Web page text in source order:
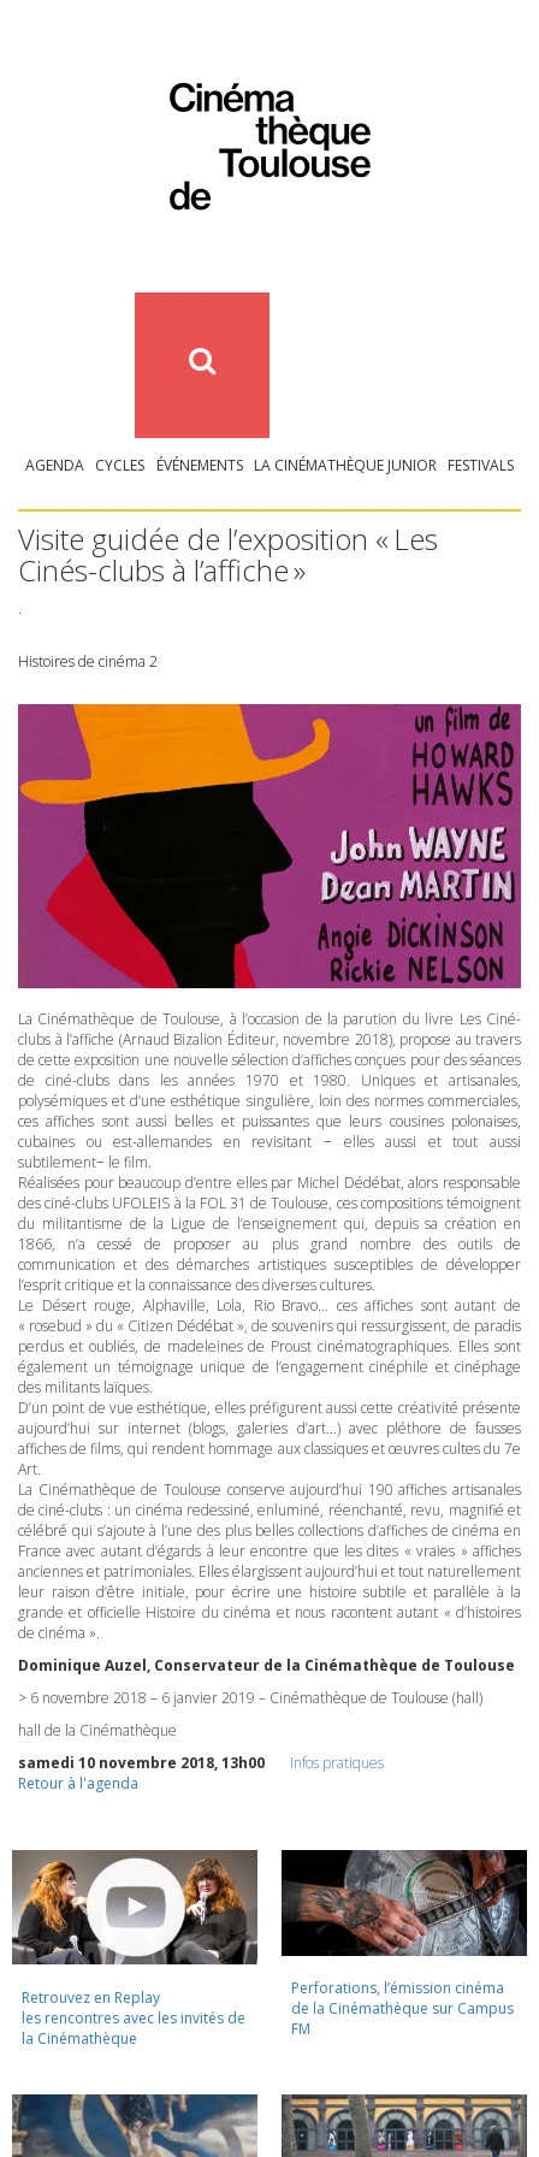
AGENDA CYCLES ÉVÉNEMENTS LA CINÉMATHÈQUE JUNIOR FESTIVALS
Visite guidée de l’exposition « Les
Cinés-clubs à l’affiche »
.
Histoires de cinéma 2
La Cinémathèque de Toulouse, à l’occasion de la parution du livre Les Ciné-
clubs à l’affiche (Arnaud Bizalion Éditeur, novembre 2018), propose au travers
de cette exposition une nouvelle sélection d’affiches conçues pour des séances
de ciné-clubs dans les années 1970 et 1980. Uniques et artisanales,
polysémiques et d’une esthétique singulière, loin des normes commerciales,
ces affiches sont aussi belles et puissantes que leurs cousines polonaises,
cubaines ou est-allemandes en revisitant − elles aussi et tout aussi
subtilement− le film.
Réalisées pour beaucoup d’entre elles par Michel Dédébat, alors responsable
des ciné-clubs UFOLEIS à la FOL31 de Toulouse, ces compositions témoignent
du militantisme de la Ligue de l’enseignement qui, depuis sa création en
1866, n’a cessé de proposer au plus grand nombre des outils de
communication et des démarches artistiques susceptibles de développer
l’esprit critique et la connaissance des diverses cultures.
Le Désert rouge, Alphaville, Lola, Rio Bravo… ces affiches sont autant de
« rosebud » du « Citizen Dédébat », de souvenirs qui ressurgissent, de paradis
perdus et oubliés, de madeleines de Proust cinématographiques. Elles sont
également un témoignage unique de l’engagement cinéphile et cinéphage
des militants laïques.
D’un point de vue esthétique, elles préfigurent aussi cette créativité présente
aujourd’hui sur internet (blogs, galeries d’art…) avec pléthore de fausses
affiches de films, qui rendent hommage aux classiques et œuvres cultes du 7e
Art.
La Cinémathèque de Toulouse conserve aujourd’hui 190 affiches artisanales
de ciné-clubs : un cinéma redessiné, enluminé, réenchanté, revu, magnifié et
célébré qui s’ajoute à l’une des plus belles collections d’affiches de cinéma en
France avec autant d’égards à leur encontre que les dites « vraies » affiches
anciennes et patrimoniales. Elles élargissent aujourd’hui et tout naturellement
leur raison d’être initiale, pour écrire une histoire subtile et parallèle à la
grande et officielle Histoire du cinéma et nous racontent autant « d’histoires
de cinéma ».
Dominique Auzel, Conservateur de la Cinémathèque de Toulouse
> 6 novembre 2018 – 6 janvier 2019 – Cinémathèque de Toulouse (hall)
hall de la Cinémathèque
samedi 10 novembre 2018, 13h00
Infos pratiques
Retour à l'agenda
Retrouvez en Replay
les rencontres avec les invités de
la Cinémathèque
Perforations, l’émission cinéma
de la Cinémathèque sur Campus
FM